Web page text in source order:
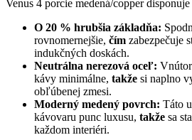
Venus 4 porcie medená/copper
O 20 % hrubšia základňa:
rovnomernejšie, čím zabezpečuje
indukčných doskách.
Neutrálna nerezová oceľ:
kávy minimálne, takže si naplno
obľúbenej zmesi.
Moderný medený povrch: Táto
kávovaru punc luxusu, takže sa
každom interiéri.